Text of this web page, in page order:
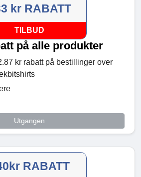
kr RABATT
TILBUD
på alle produkter
kr rabatt på bestillinger over
Utgangen
RABATT